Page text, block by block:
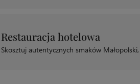
Restauracja hotelowa
Skosztuj autentycznych smaków